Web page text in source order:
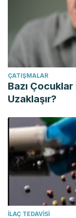
ÇATIŞMALAR
Bazı
Uzaklaşır?
İLAÇ TEDAVISI